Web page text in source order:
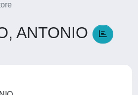
ANTONIO